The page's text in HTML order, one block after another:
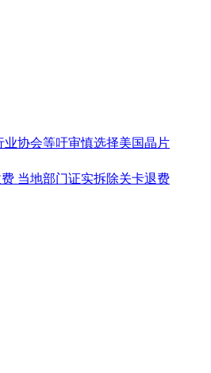
协会等吁审慎选择美国晶片
当地部门证实拆除关卡退费